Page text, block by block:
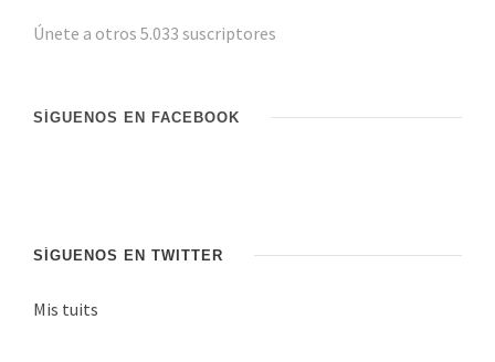
c
i
c
r
Únete a otros 5.033 suscriptores
SÍGUENOS EN FACEBOOK
SÍGUENOS EN TWITTER
Mis tuits